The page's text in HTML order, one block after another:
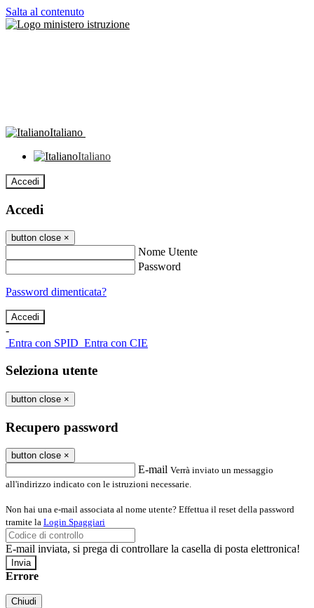
Salta al contenuto
Italiano
Italiano
Accedi
Accedi
button close ×
Nome Utente
Password
Password dimenticata?
-
Entra con SPID Entra con CIE
Seleziona utente
button close ×
Recupero password
button close ×
E-mail Verrà inviato un messaggio
all'indirizzo indicato con le istruzioni necessarie.
Non hai una e-mail associata al nome utente? Effettua il reset della password
tramite la Login Spaggiari
E-mail inviata, si prega di controllare la casella di posta elettronica!
Errore
Chiudi